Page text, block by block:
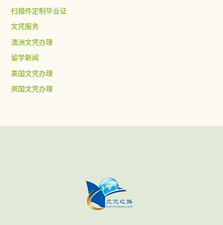
扫描件定制毕业证
文凭服务
澳洲文凭办理
留学新闻
美国文凭办理
英国文凭办理